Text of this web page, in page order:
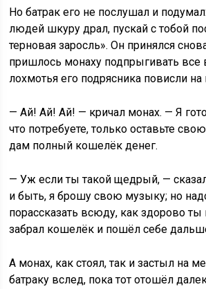
Но батрак его не послушал и
людей шкуру драл, пускай с тобой
терновая заросль». Он принялся
пришлось монаху подпрыгивать
лохмотья его подрясника повисли на
— Ай! Ай! Ай! — кричал монах. — Я
что потребуете, только оставьте
дам полный кошелёк денег.
— Уж если ты такой щедрый, — сказал
и быть, я брошу свою музыку; но
порассказать всюду, как здорово
забрал кошелёк и пошёл себе
А монах, как стоял, так и застыл на
батраку вслед, пока тот отошёл